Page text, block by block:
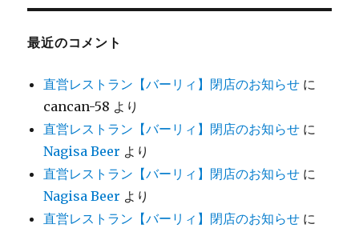
最近のコメント
直営レストラン【バーリィ】閉店のお知らせ に
cancan-58 より
直営レストラン【バーリィ】閉店のお知らせ に
Nagisa Beer より
直営レストラン【バーリィ】閉店のお知らせ に
Nagisa Beer より
直営レストラン【バーリィ】閉店のお知らせ に